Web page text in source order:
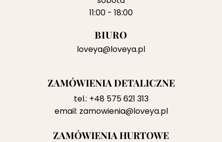
11:00 - 18:00
BIURO
loveya@loveya.pl
ZAMÓWIENIA DETALICZNE
tel.: +48 575 621 313
email: zamowienia@loveya.pl
ZAMÓWIENIA HURTOWE